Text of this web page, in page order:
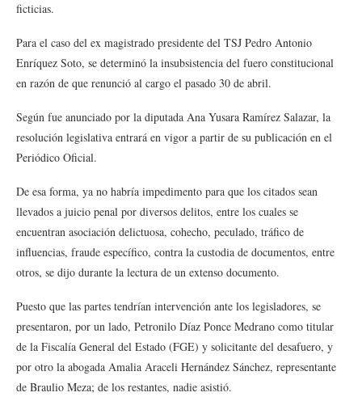
ficticias.
Para el caso del ex magistrado presidente del TSJ Pedro Antonio
Enríquez Soto, se determinó la insubsistencia del fuero constitucional
en razón de que renunció al cargo el pasado 30 de abril.
Según fue anunciado por la diputada Ana Yusara Ramírez Salazar, la
resolución legislativa entrará en vigor a partir de su publicación en el
Periódico Oficial.
De esa forma, ya no habría impedimento para que los citados sean
llevados a juicio penal por diversos delitos, entre los cuales se
encuentran asociación delictuosa, cohecho, peculado, tráfico de
influencias, fraude específico, contra la custodia de documentos, entre
otros, se dijo durante la lectura de un extenso documento.
Puesto que las partes tendrían intervención ante los legisladores, se
presentaron, por un lado, Petronilo Díaz Ponce Medrano como titular
de la Fiscalía General del Estado (FGE) y solicitante del desafuero, y
por otro la abogada Amalia Araceli Hernández Sánchez, representante
de Braulio Meza; de los restantes, nadie asistió.